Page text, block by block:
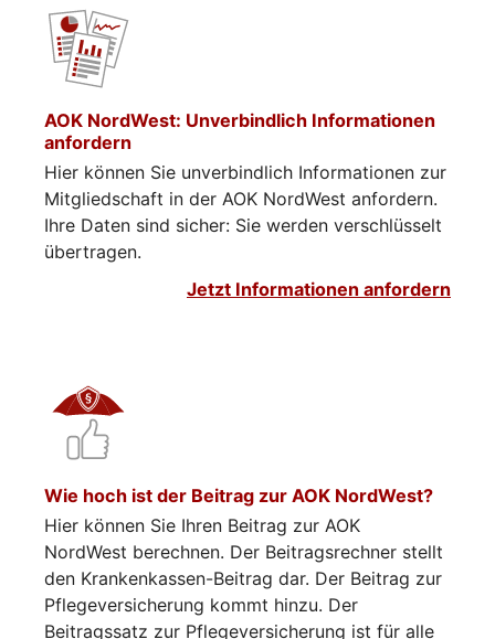
AOK NordWest: Unverbindlich Informationen
anfordern
Hier können Sie unverbindlich Informationen zur
Mitgliedschaft in der AOK NordWest anfordern.
Ihre Daten sind sicher: Sie werden verschlüsselt
übertragen.
Jetzt Informationen anfordern
Wie hoch ist der Beitrag zur AOK NordWest?
Hier können Sie Ihren Beitrag zur AOK
NordWest berechnen. Der Beitragsrechner stellt
den Krankenkassen-Beitrag dar. Der Beitrag zur
Pflegeversicherung kommt hinzu. Der
Beitragssatz zur Pflegeversicherung ist für alle